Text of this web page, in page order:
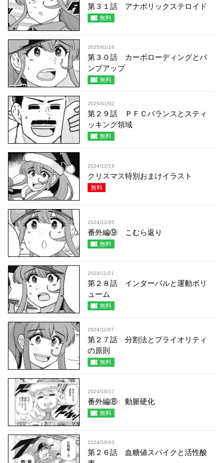
第３１話 アナボリックステロイド
無料
2025/01/16
第３０話 カーボローディングとパ
ンプアップ
無料
2025/01/02
第２９話 ＰＦＣバランスとスティ
ッキング領域
無料
2024/12/19
クリスマス特別おまけイラスト
無料
2024/12/05
番外編⑨ こむら返り
無料
2024/11/21
第２８話 インターバルと運動ボリ
ューム
無料
2024/11/07
第２７話 分割法とプライオリティ
の原則
無料
2024/10/17
番外編⑧ 動脈硬化
無料
2024/10/03
第２６話 血糖値スパイクと活性酸